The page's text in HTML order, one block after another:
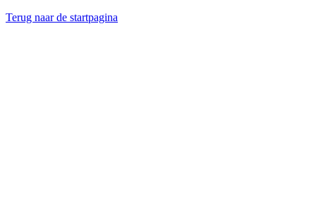
Terug naar de startpagina